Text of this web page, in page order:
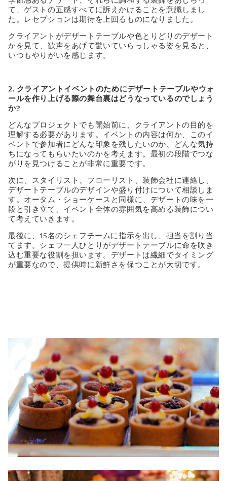
て、ゲストの五感すべてに訴えかけることを意識しまし
た。レセプションは期待を上回るものになりました。
クライアントがデザートテーブルや色とりどりのデザート
かを見て、歓声をあげて驚いていらっしゃる姿を見ると、
いつもやりがいを感じます。
2. クライアントイベントのためにデザートテーブルやウォ
ールを作り上げる際の舞台裏はどうなっているのでしょう
か?
どんなプロジェクトでも開始前に、クライアントの目的を
理解する必要があります。イベントの内容は何か、このイ
ベントで参加者にどんな印象を残したいのか、どんな気持
ちになってもらいたいのかを考えます。最初の段階でつな
がりを見つけることが非常に重要です。
次に、スタイリスト、フローリスト、装飾会社に連絡し、
デザートテーブルのデザインや盛り付けについて相談しま
す。オータム・ショーケースと同様に、デザートの味を一
段と引き立て、イベント全体の雰囲気を高める装飾につい
て考えていきます。
最後に、15名のシェフチームに指示を出し、担当を割り当
てます。シェフ一人ひとりがデザートテーブルに命を吹き
込む重要な役割を担います。デザートは繊細でタイミング
が重要なので、提供時に新鮮さを保つことが大切です。